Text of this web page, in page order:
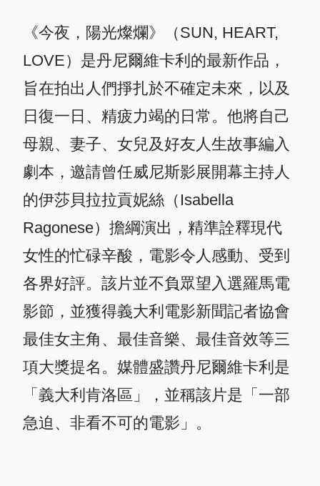
《今夜，陽光燦爛》（SUN, HEART,
LOVE）是丹尼爾維卡利的最新作品，
旨在拍出人們掙扎於不確定未來，以及
日復一日、精疲力竭的日常。他將自己
母親、妻子、女兒及好友人生故事編入
劇本，邀請曾任威尼斯影展開幕主持人
的伊莎貝拉拉貢妮絲（Isabella
Ragonese）擔綱演出，精準詮釋現代
女性的忙碌辛酸，電影令人感動、受到
各界好評。該片並不負眾望入選羅馬電
影節，並獲得義大利電影新聞記者協會
最佳女主角、最佳音樂、最佳音效等三
項大獎提名。媒體盛讚丹尼爾維卡利是
「義大利肯洛區」，並稱該片是「一部
急迫、非看不可的電影」。